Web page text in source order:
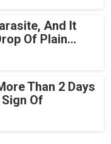
And It
Of Plain...
Than 2 Days
Of